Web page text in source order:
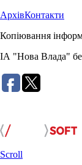
АрхівКонтакти
Копіювання
ІА "Нова Влада"
Scroll